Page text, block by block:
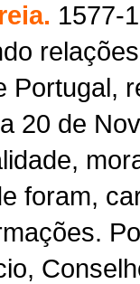
1577-
Portugal,
20 de
foram,